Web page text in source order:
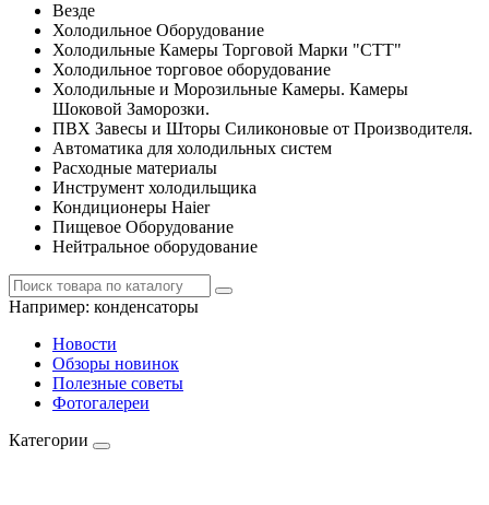
Везде
Холодильное Оборудование
Холодильные Камеры Торговой Марки "СТТ"
Холодильное торговое оборудование
Холодильные и Морозильные Камеры. Камеры
Шоковой Заморозки.
ПВХ Завесы и Шторы Силиконовые от Производителя.
Автоматика для холодильных систем
Расходные материалы
Инструмент холодильщика
Кондиционеры Haier
Пищевое Оборудование
Нейтральное оборудование
Например: конденсаторы
Новости
Обзоры новинок
Полезные советы
Фотогалереи
Категории